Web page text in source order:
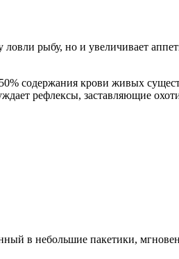
рыбу, но и увеличивает
содержания крови живых
рефлексы, заставляющие
в небольшие пакетики,